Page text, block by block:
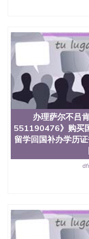
办理萨尔不吕
551190476》购买
留学回国补办学历